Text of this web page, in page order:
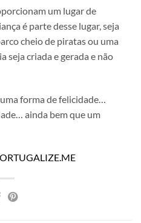
um lugar de
é parte desse lugar, seja
cheio de piratas ou uma
seja criada e gerada e não
forma de felicidade…
ainda bem que um